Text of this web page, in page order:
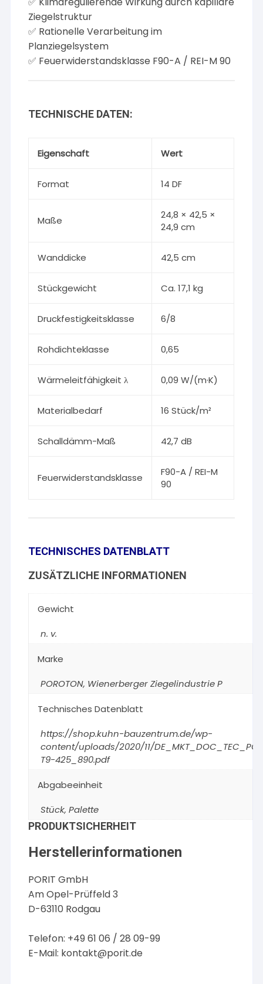
Ziegelstruktur
✅ Rationelle Verarbeitung im
Planziegelsystem
✅ Feuerwiderstandsklasse F90-A / REI-M 90
TECHNISCHE DATEN:
Eigenschaft Wert
Format 14 DF
Maße
24,8 × 42,5 ×
24,9 cm
Wanddicke 42,5 cm
Stückgewicht Ca. 17,1 kg
Druckfestigkeitsklasse 6/8
Rohdichteklasse 0,65
Wärmeleitfähigkeit λ 0,09 W/(m·K)
Materialbedarf 16 Stück/m²
Schalldämm-Maß 42,7 dB
Feuerwiderstandsklasse
F90-A / REI-M
90
TECHNISCHES DATENBLATT
ZUSÄTZLICHE INFORMATIONEN
Gewicht
n. v.
Marke
POROTON, Wienerberger Ziegelindustrie P
Technisches Datenblatt
https://shop.kuhn-bauzentrum.de/wp-
content/uploads/2020/11/
T9-425_890.pdf
Abgabeeinheit
Stück, Palette
PRODUKTSICHERHEIT
Herstellerinformationen
PORIT GmbH
Am Opel-Prüffeld 3
D-63110 Rodgau
Telefon: +49 61 06 / 28 09-99
E-Mail: kontakt@porit.de